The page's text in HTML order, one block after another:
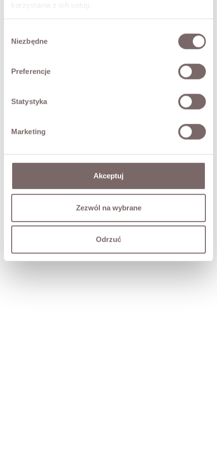
korzystania z ich usług.
zgody
Niezbędne
Preferencje
Statystyka
Marketing
Akceptuj
Zezwól na wybrane
Odrzuć